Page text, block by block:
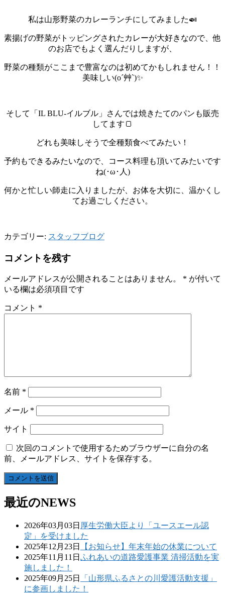
私は山形野菜のカレーランチにしてみました🍛
素揚げの野菜がトッピングされたカレーが大好きなので、他
のお店でもよく選んだりしますが、
野菜の種類がここまで豊富なのは初めてかもしれません！！
美味しい(o´艸`)✨
そして「IL BLU-イルブル」さんでは焼きたてのパンも販売
してます🍞
どれも美味しそうで全種類食べてみたい！
予約もできるみたいなので、コース料理も頂いてみたいです
ね(･ω･人)
何かと忙しい師走に入りましたが、お体を大切に、温かくし
てお過ごしください。
カテゴリー: スタッフブログ
コメントを残す
メールアドレスが公開されることはありません。 * が付いて
いる欄は必須項目です
コメント *
名前 *
メール *
サイト
次回のコメントで使用するためブラウザーに自分の名
前、メールアドレス、サイトを保存する。
最近のNEWS
2026年03月03日 厚生労働大臣より「ユースエール認
定」を受けました
2025年12月23日
【お知らせ】年末年始の休業について
2025年11月11日 ふれあいの道路愛護事業 清掃活動を実
施しました！
2025年09月25日
「山形県ふるさとの川愛護活動支援」
に参画しました！